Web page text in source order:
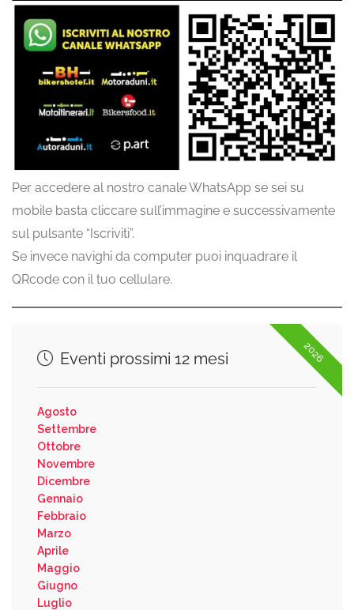
Per accedere al nostro canale WhatsApp se sei su
mobile basta cliccare sull’immagine e successivamente
sul pulsante “Iscriviti”.
Se invece navighi da computer puoi inquadrare il
QRcode con il tuo cellulare.
2026
Eventi prossimi 12 mesi
Agosto
Settembre
Ottobre
Novembre
Dicembre
Gennaio
Febbraio
Marzo
Aprile
Maggio
Giugno
Luglio